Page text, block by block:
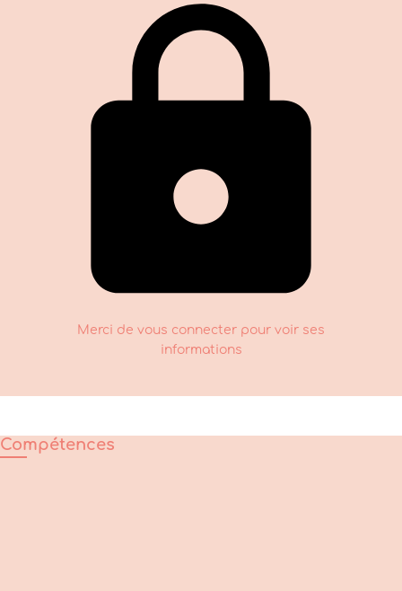
Merci de vous connecter pour voir ses
informations
Compétences